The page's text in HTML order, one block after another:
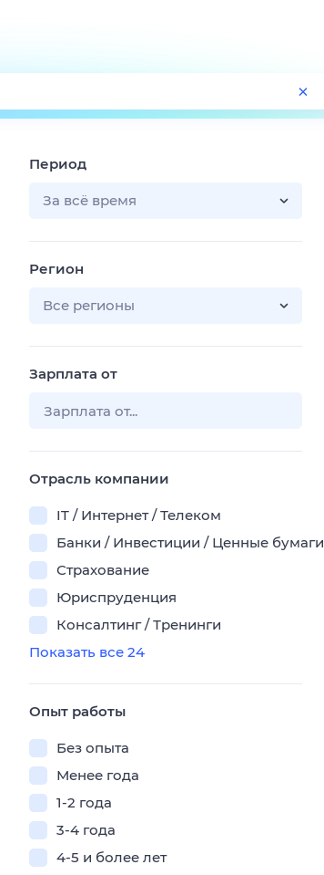
Поиск
ТВ-программа
Период
За всё время
Регион
Все регионы
Зарплата от
Отрасль компании
IT / Интернет / Телеком
Банки / Инвестиции / Ценные бумаги
Страхование
Юриспруденция
Консалтинг / Тренинги
Показать все 24
Опыт работы
Без опыта
Менее года
1-2 года
3-4 года
4-5 и более лет